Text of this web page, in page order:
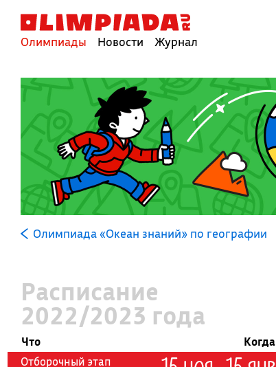
Олимпиады Новости Журнал
Олимпиада «Океан знаний» по географии
Расписание
2022/2023 года
Что
Когда
Отборочный этап